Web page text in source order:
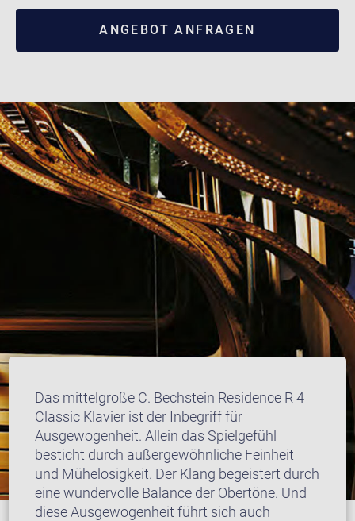
ANGEBOT ANFRAGEN
Das mittelgroße C. Bechstein Residence R 4
Classic Klavier ist der Inbegriff für
Ausgewogenheit. Allein das Spielgefühl
besticht durch außergewöhnliche Feinheit
und Mühelosigkeit. Der Klang begeistert durch
eine wundervolle Balance der Obertöne. Und
diese Ausgewogenheit führt sich auch